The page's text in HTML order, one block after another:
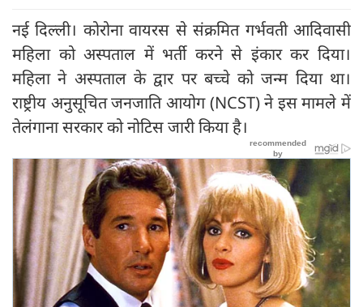
नई दिल्ली। कोरोना वायरस से संक्रमित गर्भवती आदिवासी
महिला को अस्पताल में भर्ती करने से इंकार कर दिया।
महिला ने अस्पताल के द्वार पर बच्चे को जन्म दिया था।
राष्ट्रीय अनुसूचित जनजाति आयोग (NCST) ने इस मामले में
तेलंगाना सरकार को नोटिस जारी किया है।